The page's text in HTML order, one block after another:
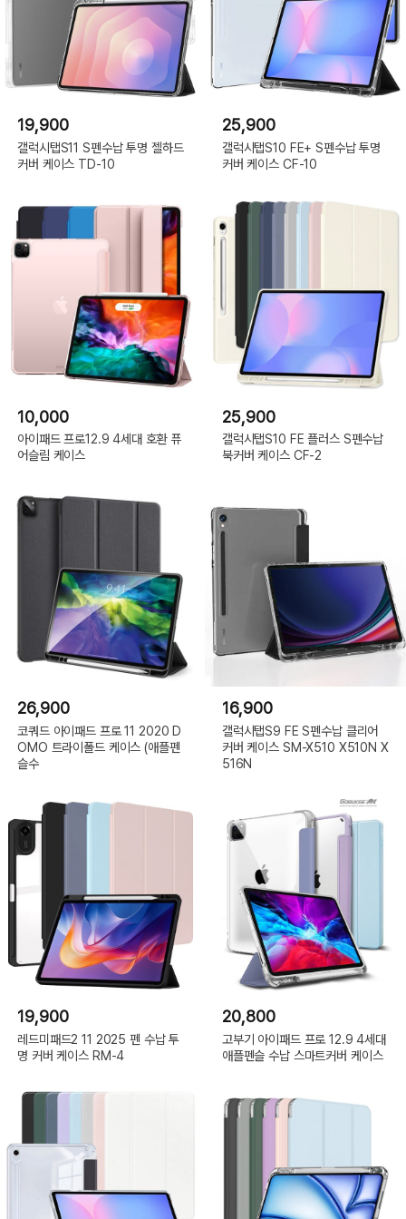
19,900
갤럭시탭S11 S펜수납 투명 젤하드
커버 케이스 TD-10
25,900
갤럭시탭S10 FE+ S펜수납 투명
커버 케이스 CF-10
10,000
아이패드 프로12.9 4세대 호환 퓨
어슬림 케이스
25,900
갤럭시탭S10 FE 플러스 S펜수납
북커버 케이스 CF-2
26,900
코쿼드 아이패드 프로 11 2020 D
OMO 트라이폴드 케이스 (애플펜
슬수
16,900
갤럭시탭S9 FE S펜수납 클리어
커버 케이스 SM-X510 X510N X
516N
19,900
레드미패드2 11 2025 펜 수납 투
명 커버 케이스 RM-4
20,800
고부기 아이패드 프로 12.9 4세대
애플펜슬 수납 스마트커버 케이스